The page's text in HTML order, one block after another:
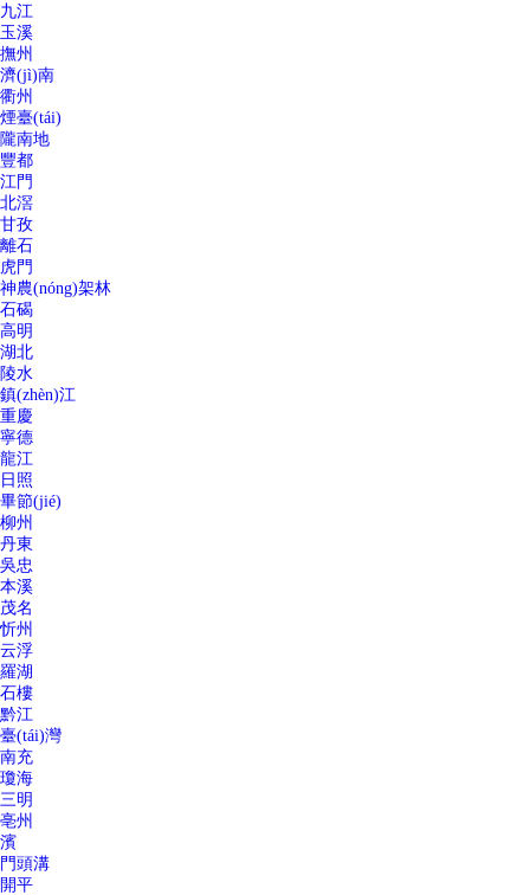
九江
玉溪
撫州
濟(jì)南
衢州
煙臺(tái)
隴南地
豐都
江門
北滘
甘孜
離石
虎門
神農(nóng)架林
石碣
高明
湖北
陵水
鎮(zhèn)江
重慶
寧德
龍江
日照
畢節(jié)
柳州
丹東
吳忠
本溪
茂名
忻州
云浮
羅湖
石樓
黔江
臺(tái)灣
南充
瓊海
三明
亳州
濱
門頭溝
開平